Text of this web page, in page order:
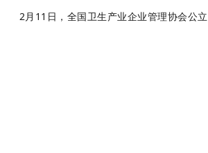
2月11日，全国卫生产业企业管理协会公